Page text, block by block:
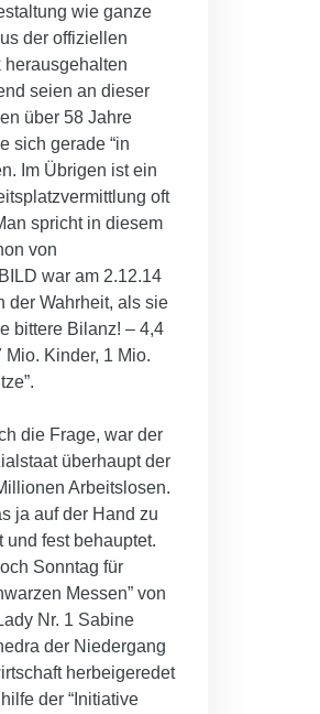
wie ganze
der offiziellen
seien an dieser
über 58 Jahre
sich gerade “in
Im Übrigen ist ein
oft
spricht in diesem
von
war am 2.12.14
der Wahrheit, als sie
bittere Bilanz! – 4,4
Mio. Kinder, 1 Mio.
die Frage, war der
überhaupt der
Arbeitslosen.
ja auf der Hand zu
und fest behauptet.
Sonntag für
Messen” von
Nr. 1 Sabine
der Niedergang
herbeigeredet
der “Initiative